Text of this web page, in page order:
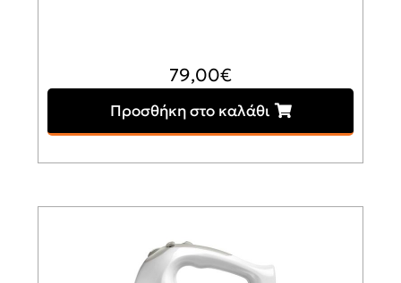
79,00€
Προσθήκη στο καλάθι